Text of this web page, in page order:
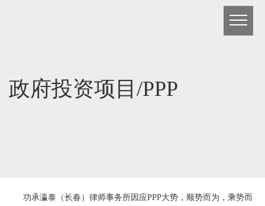
政府投资项目/PPP
功承瀛泰（长春）律师事务所因应PPP大势，顺势而为，乘势而